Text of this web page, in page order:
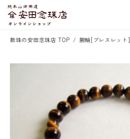
数珠の安田念珠店 TOP 腕輪[ブレスレット]